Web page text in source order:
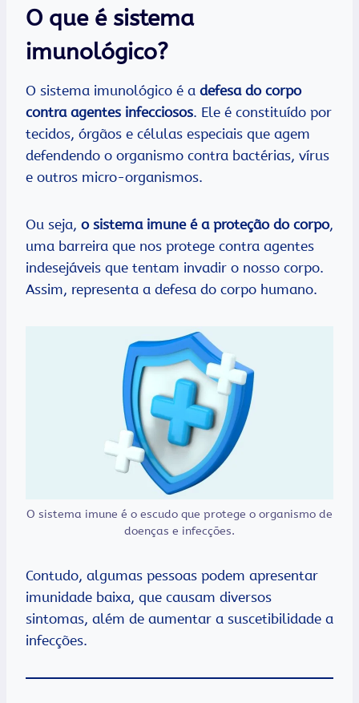
O que é sistema
imunológico?
O sistema imunológico é a defesa do corpo
contra agentes infecciosos. Ele é constituído por
tecidos, órgãos e células especiais que agem
defendendo o organismo contra bactérias, vírus
e outros micro-organismos.
Ou seja, o sistema imune é a proteção do corpo,
uma barreira que nos protege contra agentes
indesejáveis que tentam invadir o nosso corpo.
Assim, representa a defesa do corpo humano.
O sistema imune é o escudo que protege o organismo de
doenças e infecções.
Contudo, algumas pessoas podem apresentar
imunidade baixa, que causam diversos
sintomas, além de aumentar a suscetibilidade a
infecções.